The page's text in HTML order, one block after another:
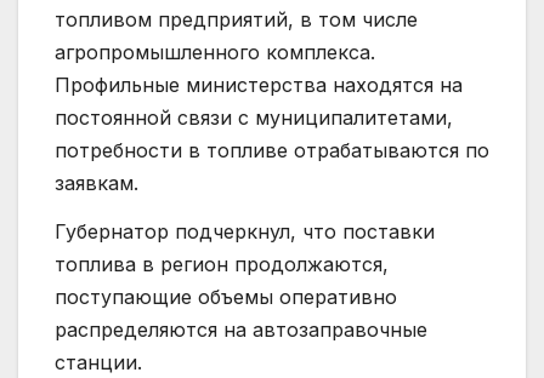
топливом предприятий, в том числе
агропромышленного комплекса.
Профильные министерства находятся на
постоянной связи с муниципалитетами,
потребности в топливе отрабатываются по
заявкам.
Губернатор подчеркнул, что поставки
топлива в регион продолжаются,
поступающие объемы оперативно
распределяются на автозаправочные
станции.